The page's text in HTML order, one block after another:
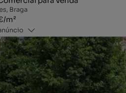
Braga
/m²